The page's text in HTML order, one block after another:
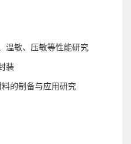
温敏、压敏等性能研究
装
的制备与应用研究